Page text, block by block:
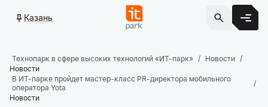
Казань
Технопарк в сфере высоких технологий «ИТ-парк»
Новости
Новости
В ИТ-парке пройдет мастер-класс PR-директора мобильного
оператора Yota
Новости